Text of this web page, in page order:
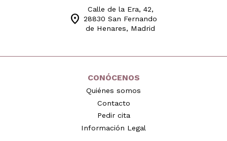
location_on
Calle de la Era, 42,
28830 San Fernando
de Henares, Madrid
CONÓCENOS
Quiénes somos
Contacto
Pedir cita
Información Legal